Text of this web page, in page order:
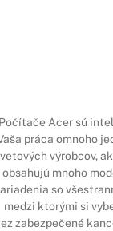
Počítače Acer sú
práca omnoho
výrobcov,
obsahujú mnoho
so
medzi ktorými si
zabezpečené